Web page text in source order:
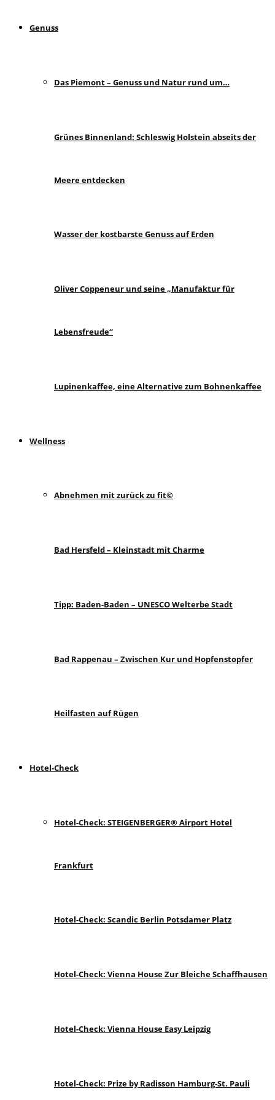
Genuss
Das Piemont – Genuss und Natur rund um…
Grünes Binnenland: Schleswig Holstein abseits der
Meere entdecken
Wasser der kostbarste Genuss auf Erden
Oliver Coppeneur und seine „Manufaktur für
Lebensfreude“
Lupinenkaffee, eine Alternative zum Bohnenkaffee
Wellness
Abnehmen mit zurück zu fit©
Bad Hersfeld – Kleinstadt mit Charme
Tipp: Baden-Baden – UNESCO Welterbe Stadt
Bad Rappenau – Zwischen Kur und Hopfenstopfer
Heilfasten auf Rügen
Hotel-Check
Hotel-Check: STEIGENBERGER® Airport Hotel
Frankfurt
Hotel-Check: Scandic Berlin Potsdamer Platz
Hotel-Check: Vienna House Zur Bleiche Schaffhausen
Hotel-Check: Vienna House Easy Leipzig
Hotel-Check: Prize by Radisson Hamburg-St. Pauli